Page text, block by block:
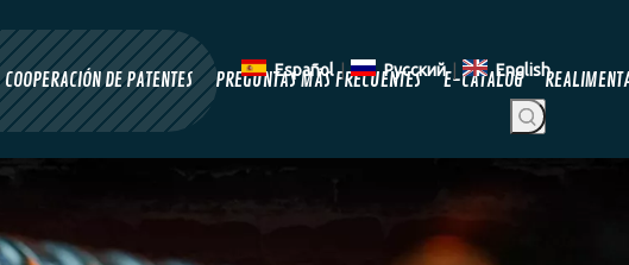
COOPERACIÓN DE PATENTES PREGUNTAS MÁS FRECUENTES E-CATALOG
Español | Pусский English